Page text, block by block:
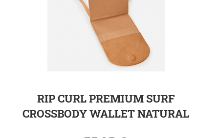
RIP CURL PREMIUM SURF
CROSSBODY WALLET NATURAL
ZUR DETAILSEITE